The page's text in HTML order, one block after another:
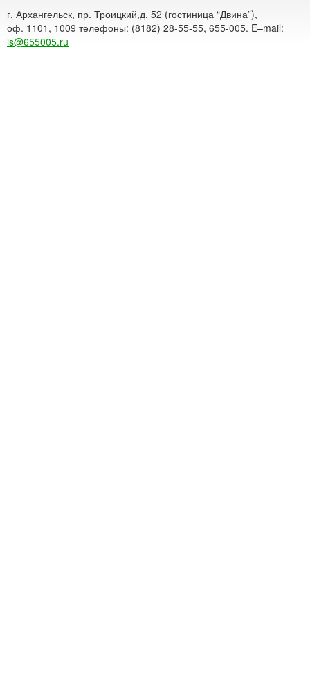
г. Архангельск, пр. Троицкий,д. 52 (гостиница “Двина”),
оф. 1101, 1009 телефоны: (8182) 28-55-55, 655-005. E–mail:
is@655005.ru